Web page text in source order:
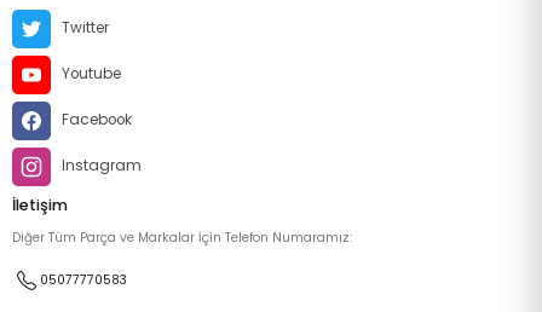
Twitter
Youtube
Facebook
Instagram
İletişim
Diğer Tüm Parça ve Markalar İçin Telefon Numaramız:
05077770583